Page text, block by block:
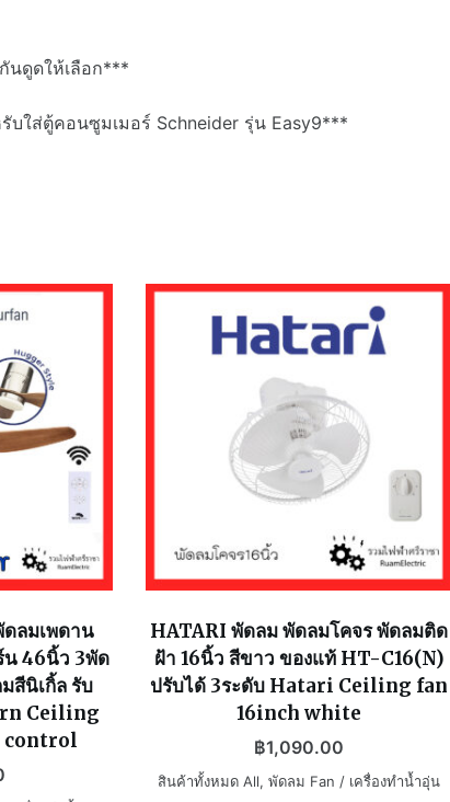
นดูดให้เลือก***
บใส่ตู้คอนซูมเมอร์ Schneider รุ่น Easy9***
ลมเพดาน
น 46นิ้ว 3พัด
สีนิเกิ้ล รับ
Ceiling
control
HATARI พัดลม พัดลมโคจร พัดลมติด
ฝ้า 16นิ้ว สีขาว ของแท้ HT-C16(N)
ปรับได้ 3ระดับ Hatari Ceiling fan
16inch white
฿1,090.00
สินค้าทั้งหมด All,พัดลม Fan / เครื่องทำน้ำอุ่น